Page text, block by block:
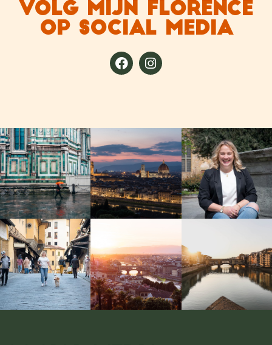
VOLG MIJN FLORENCE
OP SOCIAL MEDIA